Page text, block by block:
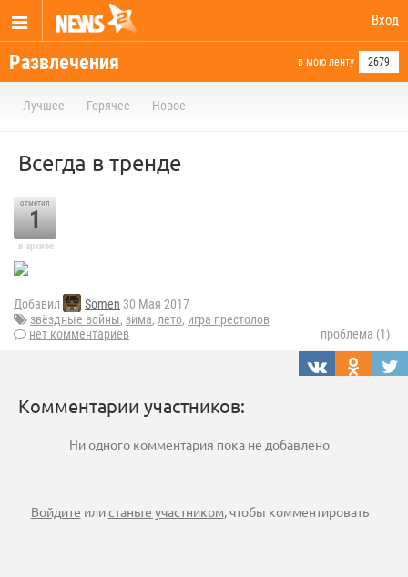
Вход
Развлечения в мою ленту 2679
Лучшее Горячее Новое
Всегда в тренде
отметил
1
в архиве
Добавил Somen 30 Мая 2017
звёздные войны, зима, лето, игра престолов
нет комментариев
проблема (1)
Комментарии участников:
Ни одного комментария пока не добавлено
Войдите илистаньте участником, чтобы комментировать